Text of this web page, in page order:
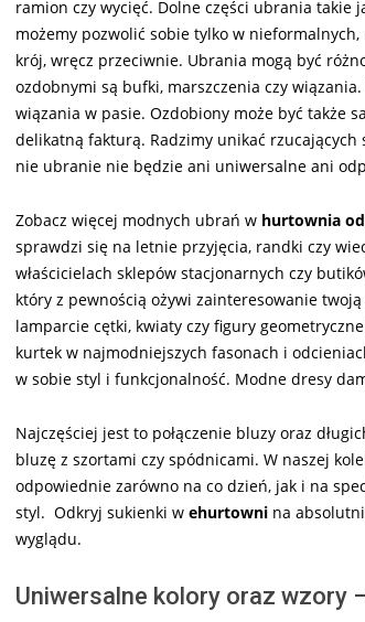
ramion czy wycięć. Dolne części ubrania takie
możemy pozwolić sobie tylko w
krój, wręcz przeciwnie. Ubrania mogą być
ozdobnymi są bufki, marszczenia czy
wiązania w pasie. Ozdobiony może być także
delikatną fakturą. Radzimy unikać
nie ubranie nie będzie ani uniwersalne ani
Zobacz więcej modnych ubrań w hurtownia
sprawdzi się na letnie przyjęcia, randki czy
właścicielach sklepów stacjonarnych czy
który z pewnością ożywi zainteresowanie
lamparcie cętki, kwiaty czy figury
kurtek w najmodniejszych fasonach i
w sobie styl i funkcjonalność. Modne dresy
Najczęściej jest to połączenie bluzy oraz
bluzę z szortami czy spódnicami. W naszej
odpowiednie zarówno na co dzień, jak i na
styl. Odkryj sukienki w ehurtowni na
wyglądu.
Uniwersalne kolory oraz wzory